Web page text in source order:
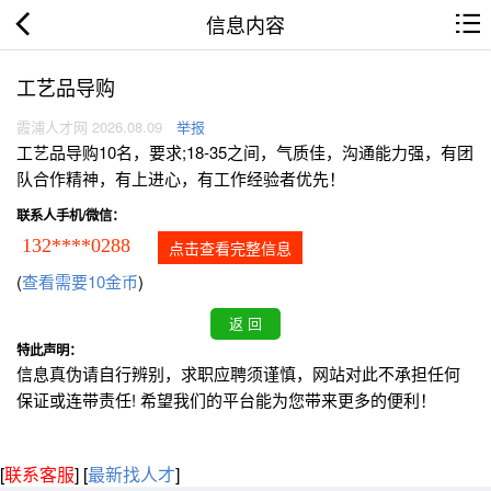
信息内容
工艺品导购
霞浦人才网 2026.08.09 举报
工艺品导购10名，要求;18-35之间，气质佳，沟通能力强，有团
队合作精神，有上进心，有工作经验者优先！
联系人手机/微信：
132****0288 点击查看完整信息
(查看需要10金币)
特此声明：
信息真伪请自行辨别，求职应聘须谨慎，网站对此不承担任何
保证或连带责任! 希望我们的平台能为您带来更多的便利！
[联系客服] [最新找人才]